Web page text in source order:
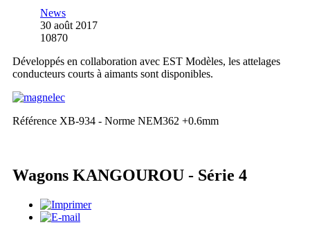
News
30 août 2017
10870
Développés en collaboration avec EST Modèles, les attelages
conducteurs courts à aimants sont disponibles.
Référence XB-934 - Norme NEM362 +0.6mm
Wagons KANGOUROU - Série 4